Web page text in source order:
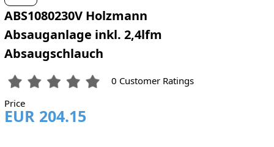
ABS1080230V Holzmann
Absauganlage inkl. 2,4lfm
Absaugschlauch
0 Customer Ratings
Price
EUR 204.15